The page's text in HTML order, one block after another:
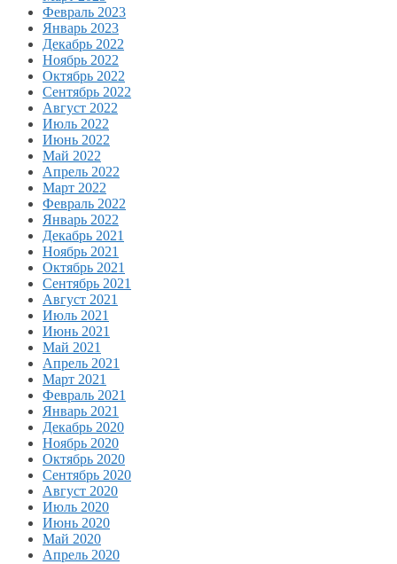
Февраль 2023
Январь 2023
Декабрь 2022
Ноябрь 2022
Октябрь 2022
Сентябрь 2022
Август 2022
Июль 2022
Июнь 2022
Май 2022
Апрель 2022
Март 2022
Февраль 2022
Январь 2022
Декабрь 2021
Ноябрь 2021
Октябрь 2021
Сентябрь 2021
Август 2021
Июль 2021
Июнь 2021
Май 2021
Апрель 2021
Март 2021
Февраль 2021
Январь 2021
Декабрь 2020
Ноябрь 2020
Октябрь 2020
Сентябрь 2020
Август 2020
Июль 2020
Июнь 2020
Май 2020
Апрель 2020